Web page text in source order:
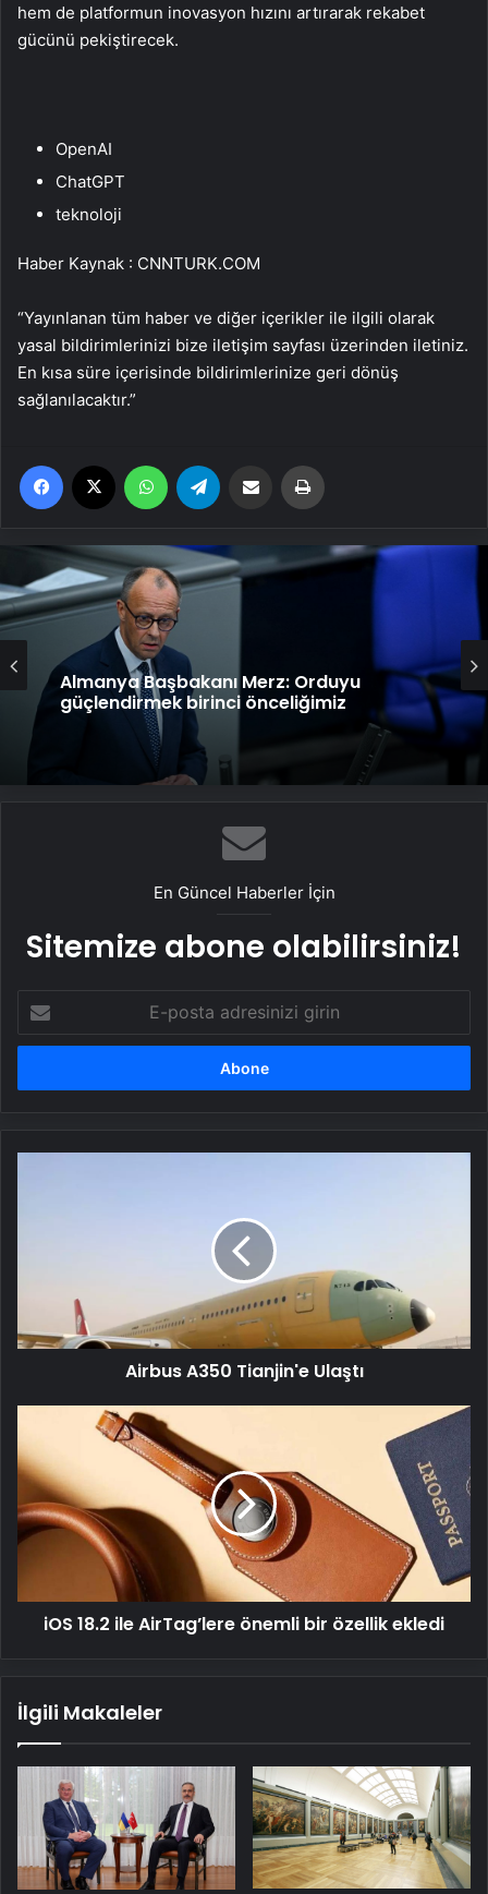
hem de platformun inovasyon hızını artırarak rekabet
gücünü pekiştirecek.
OpenAI
ChatGPT
teknoloji
Haber Kaynak : CNNTURK.COM
“Yayınlanan tüm haber ve diğer içerikler ile ilgili olarak
yasal bildirimlerinizi bize iletişim sayfası üzerinden iletiniz.
En kısa süre içerisinde bildirimlerinize geri dönüş
sağlanılacaktır.”
Facebook WhatsApp Email'den paylaş
Almanya Başbakanı Merz: Orduyu
güçlendirmek birinci önceliğimiz
En Güncel Haberler İçin
Sitemize abone olabilirsiniz!
posta
adresinizi
Airbus A350 Tianjin'e Ulaştı
ile
AirTag’lere
önemli
bir
iOS 18.2 ile AirTag’lere önemli bir özellik ekledi
İlgili Makaleler